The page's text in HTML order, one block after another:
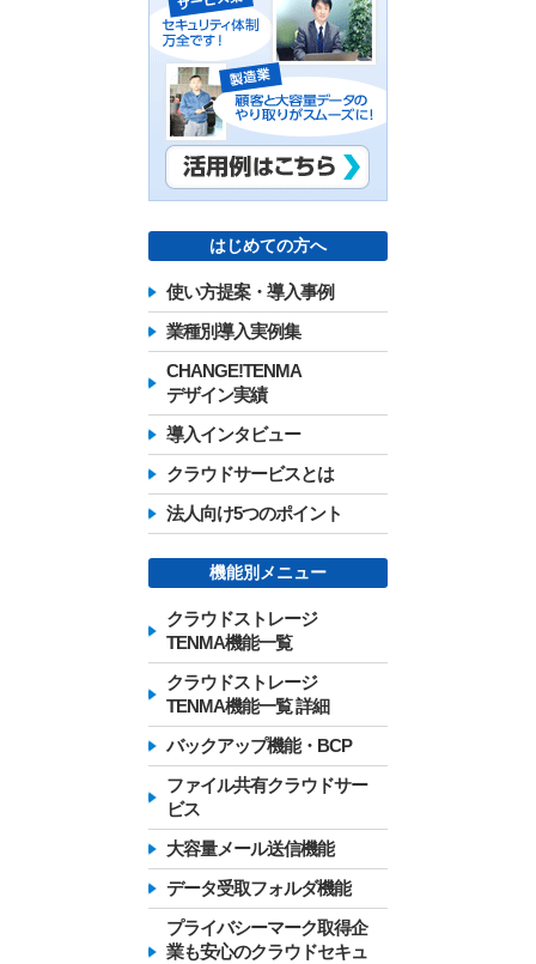
はじめての方へ
使い方提案・導入事例
業種別導入実例集
CHANGE!TENMA
デザイン実績
導入インタビュー
クラウドサービスとは
法人向け5つのポイント
機能別メニュー
クラウドストレージ
TENMA機能一覧
クラウドストレージ
TENMA機能一覧 詳細
バックアップ機能・BCP
ファイル共有クラウドサー
ビス
大容量メール送信機能
データ受取フォルダ機能
プライバシーマーク取得企
業も安心のクラウドセキュ